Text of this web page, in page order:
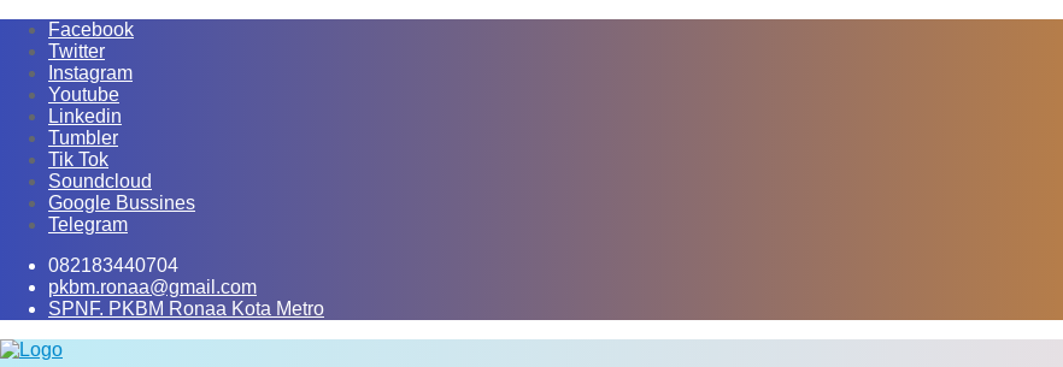
Skip
content
Facebook
Twitter
Instagram
Youtube
Linkedin
Tumbler
Tik Tok
Soundcloud
Google Bussines
Telegram
082183440704
pkbm.ronaa@gmail.com
SPNF. PKBM Ronaa Kota Metro